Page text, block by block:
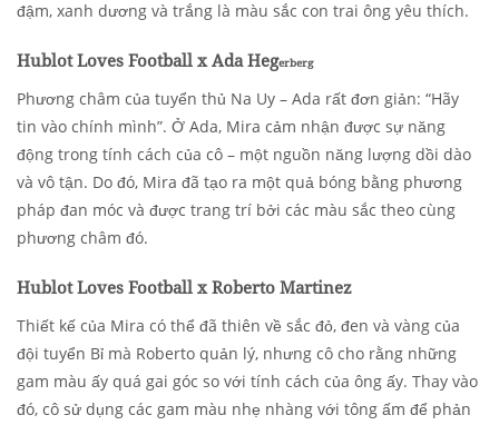
đậm, xanh dương và trắng là màu sắc con trai ông yêu thích.
Hublot Loves Football x Ada Hegerberg
Phương châm của tuyển thủ Na Uy – Ada rất đơn giản: “Hãy
tin vào chính mình”. Ở Ada, Mira cảm nhận được sự năng
động trong tính cách của cô – một nguồn năng lượng dồi dào
và vô tận. Do đó, Mira đã tạo ra một quả bóng bằng phương
pháp đan móc và được trang trí bởi các màu sắc theo cùng
phương châm đó.
Hublot Loves Football x Roberto Martinez
Thiết kế của Mira có thể đã thiên về sắc đỏ, đen và vàng của
đội tuyển Bỉ mà Roberto quản lý, nhưng cô cho rằng những
gam màu ấy quá gai góc so với tính cách của ông ấy. Thay vào
đó, cô sử dụng các gam màu nhẹ nhàng với tông ấm để phản